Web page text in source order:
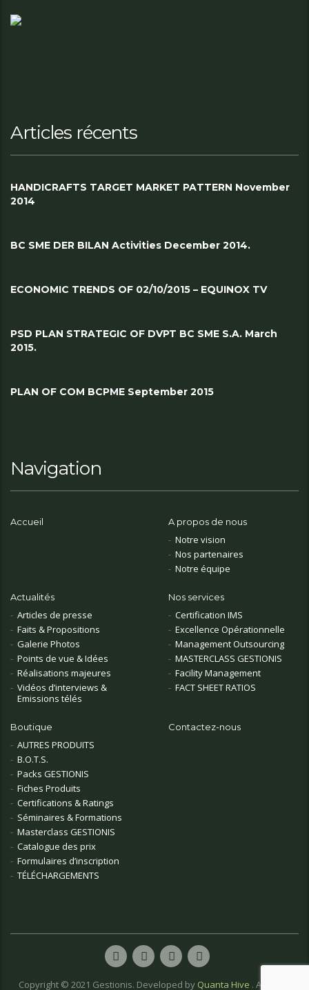
Articles récents
HANDICRAFTS TARGET MARKET PATTERN November
2014
BC SME DER BILAN Activities December 2014.
ECONOMIC TRENDS OF 02/10/2015 – EQUINOX TV
PSD PLAN STRATEGIC OF DVPT BC SME S.A. March
2015.
PLAN OF COM BCPME September 2015
Navigation
Accueil A propos de nous
Notre vision
Nos partenaires
Notre équipe
Actualités
Articles de presse
Faits & Propositions
Galerie Photos
Points de vue & Idées
Réalisations majeures
Vidéos d’interviews &
Emissions télés
Nos services
Certification IMS
Excellence Opérationnelle
Management Outsourcing
MASTERCLASS GESTIONIS
Facility Management
FACT SHEET RATIOS
Boutique
AUTRES PRODUITS
B.O.T.S.
Packs GESTIONIS
Fiches Produits
Certifications & Ratings
Séminaires & Formations
Masterclass GESTIONIS
Catalogue des prix
Formulaires d’inscription
TÉLÉCHARGEMENTS
Contactez-nous
Copyright © 2021 Gestionis. Developed by Quanta Hive . All rights